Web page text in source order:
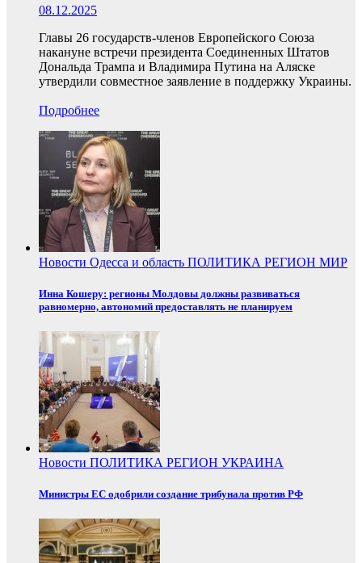
08.12.2025
Главы 26 государств-членов Европейского Союза
накануне встречи президента Соединенных Штатов
Дональда Трампа и Владимира Путина на Аляске
утвердили совместное заявление в поддержку Украины.
Подробнее
Новости Одесса и область ПОЛИТИКА РЕГИОН МИР
Инна Кошеру: регионы Молдовы должны развиваться
равномерно, автономий предоставлять не планируем
Новости ПОЛИТИКА РЕГИОН УКРАИНА
Министры ЕС одобрили создание трибунала против РФ